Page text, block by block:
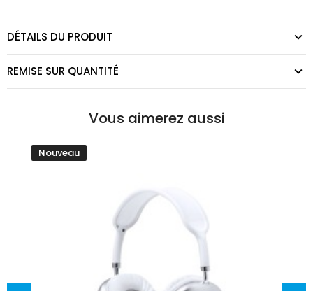
DÉTAILS DU PRODUIT
REMISE SUR QUANTITÉ
Vous aimerez aussi
Nouveau